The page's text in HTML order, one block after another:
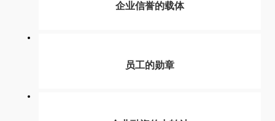
企业信誉的载体
员工的勋章